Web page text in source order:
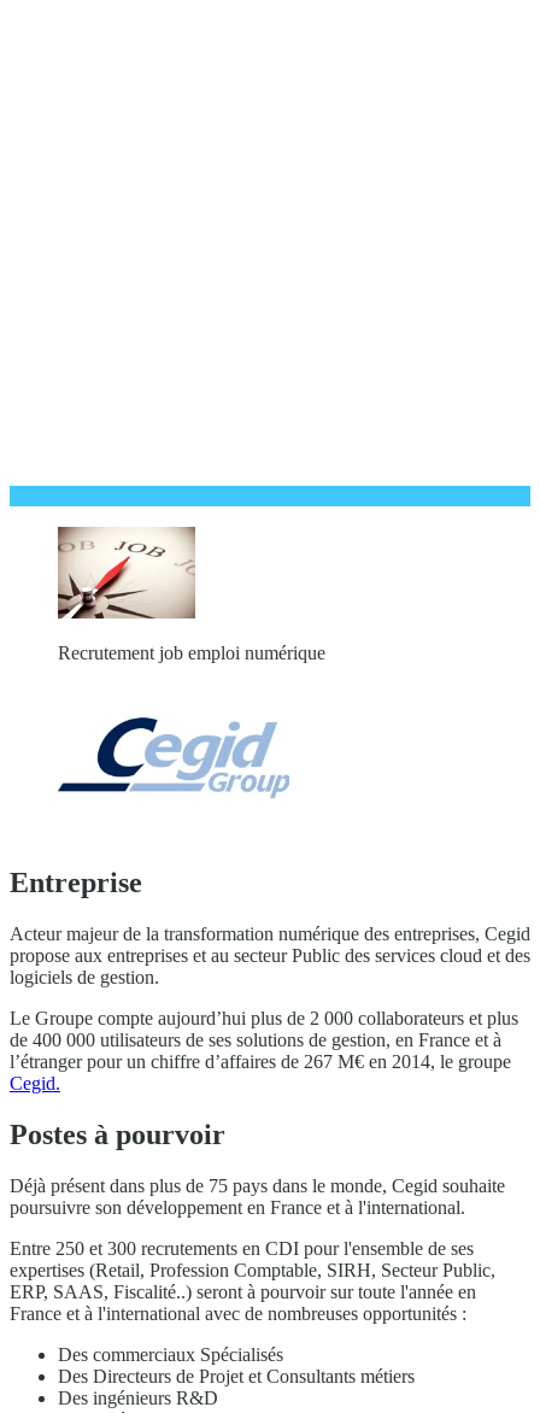
Recrutement job emploi numérique
Entreprise
Acteur majeur de la transformation numérique des entreprises, Cegid
propose aux entreprises et au secteur Public des services cloud et des
logiciels de gestion.
Le Groupe compte aujourd’hui plus de 2 000 collaborateurs et plus
de 400 000 utilisateurs de ses solutions de gestion, en France et à
l’étranger pour un chiffre d’affaires de 267 M€ en 2014, le groupe
Cegid.
Postes à pourvoir
Déjà présent dans plus de 75 pays dans le monde, Cegid souhaite
poursuivre son développement en France et à l'international.
Entre 250 et 300 recrutements en CDI pour l'ensemble de ses
expertises (Retail, Profession Comptable, SIRH, Secteur Public,
ERP, SAAS, Fiscalité..) seront à pourvoir sur toute l'année en
France et à l'international avec de nombreuses opportunités :
Des commerciaux Spécialisés
Des Directeurs de Projet et Consultants métiers
Des ingénieurs R&D